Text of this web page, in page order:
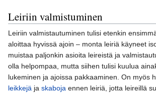
Leiriin valmistuminen
Leiriin valmistautuminen tulisi etenkin
aloittaa hyvissä ajoin – monta leiriä käyneet
muistaa paljonkin asioita leireistä ja
olla helpompaa, mutta siihen tulisi kuulua
lukeminen ja ajoissa pakkaaminen. On myös
leikkejä ja skaboja ennen leiriä, jotta leireillä